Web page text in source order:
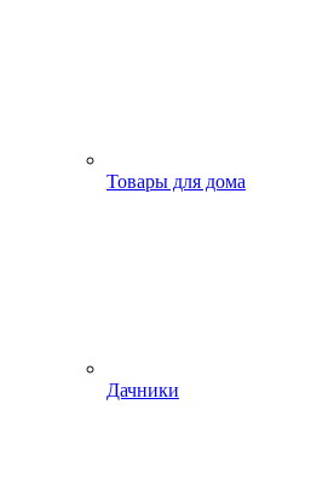
Товары для дома
Дачники